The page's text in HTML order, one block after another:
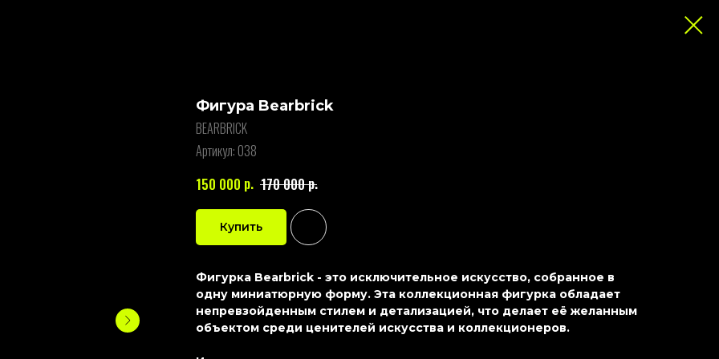
Фигура Bearbrick
BEARBRICK
Артикул: 038
150 000 р. 170 000р.
Купить
Фигурка Bearbrick - это исключительное искусство, собранное в
одну миниатюрную форму. Эта коллекционная фигурка обладает
непревзойденным стилем и детализацией, что делает её желанным
объектом среди ценителей искусства и коллекционеров.